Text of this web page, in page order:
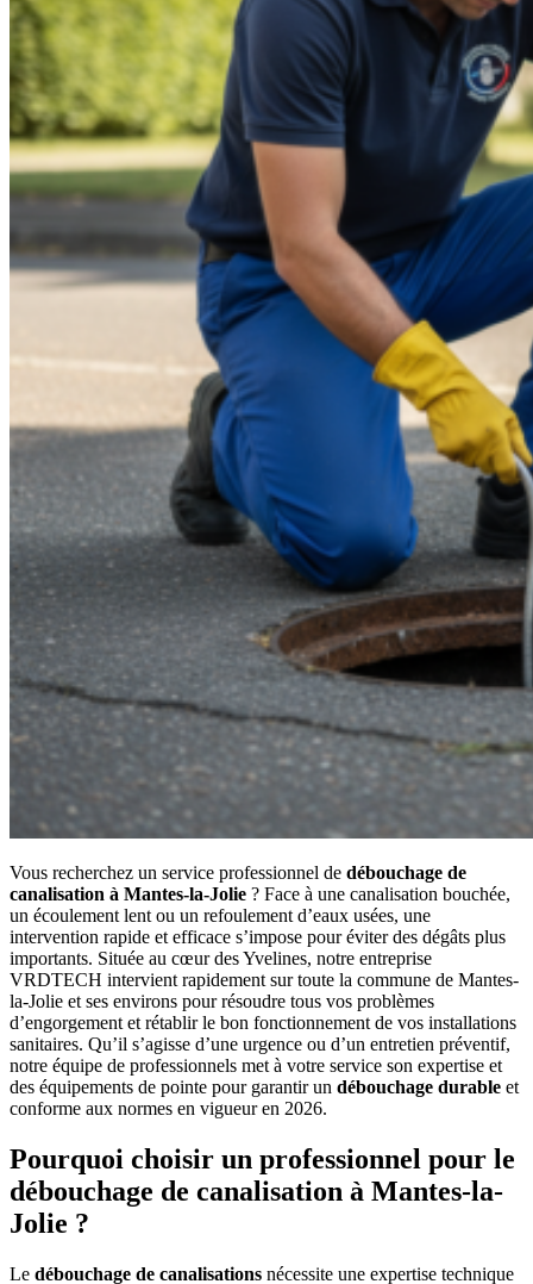
Vous recherchez un service professionnel de débouchage de
canalisation à Mantes-la-Jolie ? Face à une canalisation bouchée,
un écoulement lent ou un refoulement d’eaux usées, une
intervention rapide et efficace s’impose pour éviter des dégâts plus
importants. Située au cœur des Yvelines, notre entreprise
VRDTECH intervient rapidement sur toute la commune de Mantes-
la-Jolie et ses environs pour résoudre tous vos problèmes
d’engorgement et rétablir le bon fonctionnement de vos installations
sanitaires. Qu’il s’agisse d’une urgence ou d’un entretien préventif,
notre équipe de professionnels met à votre service son expertise et
des équipements de pointe pour garantir un débouchage durable et
conforme aux normes en vigueur en 2026.
Pourquoi choisir un professionnel pour le
débouchage de canalisation à Mantes-la-
Jolie ?
Le débouchage de canalisations nécessite une expertise technique